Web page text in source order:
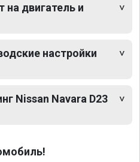
на двигатель и
настройки
Nissan Navara D23